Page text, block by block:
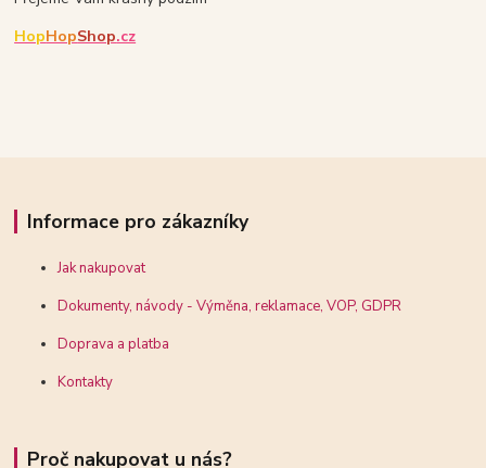
HopHopShop.cz
Informace pro zákazníky
Jak nakupovat
Dokumenty, návody - Výměna, reklamace, VOP, GDPR
Doprava a platba
Kontakty
Proč nakupovat u nás?